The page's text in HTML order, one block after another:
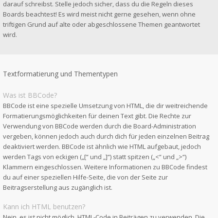
darauf schreibst. Stelle jedoch sicher, dass du die Regeln dieses
Boards beachtest! Es wird meist nicht gerne gesehen, wenn ohne
triftigen Grund auf alte oder abgeschlossene Themen geantwortet
wird.
Textformatierung und Thementypen
Was ist BBCode?
BBCode ist eine spezielle Umsetzung von HTML, die dir weitreichende
Formatierungsmöglichkeiten für deinen Text gibt. Die Rechte zur
Verwendung von BBCode werden durch die Board-Administration
vergeben, können jedoch auch durch dich für jeden einzelnen Beitrag
deaktiviert werden. BBCode ist ähnlich wie HTML aufgebaut, jedoch
werden Tags von eckigen („[“ und „]“) statt spitzen („<“ und „>“)
Klammern eingeschlossen. Weitere Informationen zu BBCode findest
du auf einer speziellen Hilfe-Seite, die von der Seite zur
Beitragserstellung aus zugänglich ist.
Kann ich HTML benutzen?